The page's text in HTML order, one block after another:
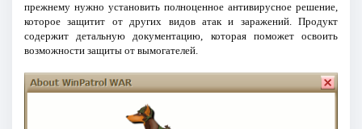
прежнему нужно установить полноценное антивирусное решение,
которое защитит от других видов атак и заражений. Продукт
содержит детальную документацию, которая поможет освоить
возможности защиты от вымогателей.